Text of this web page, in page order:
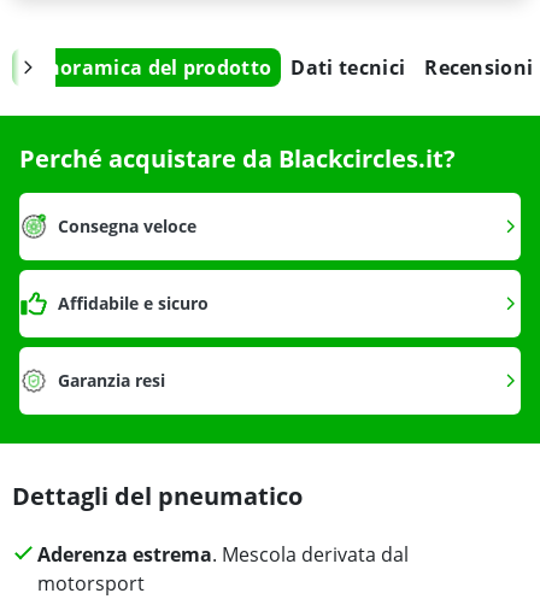
Panoramica del prodotto Dati tecnici Recensioni
Perché acquistare da Blackcircles.it?
Consegna veloce
Affidabile e sicuro
Garanzia resi
Dettagli del pneumatico
Aderenza estrema. Mescola derivata dal
motorsport